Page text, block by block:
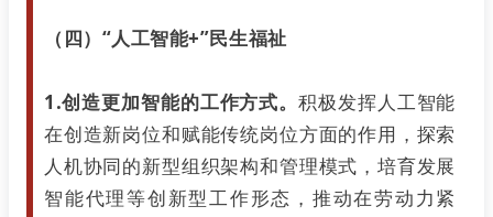
（四）“人工智能+”民生福祉
1.创造更加智能的工作方式。积极发挥人工智能
在创造新岗位和赋能传统岗位方面的作用，探索
人机协同的新型组织架构和管理模式，培育发展
智能代理等创新型工作形态，推动在劳动力紧